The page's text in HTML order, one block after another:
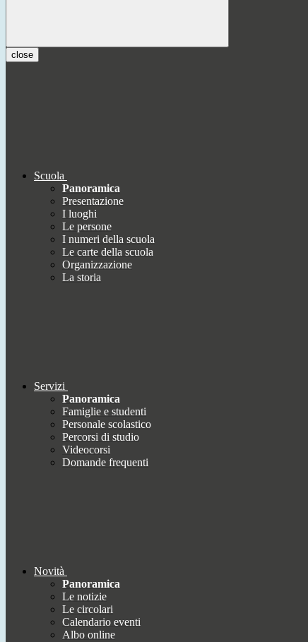
close
Scuola
Panoramica
Presentazione
I luoghi
Le persone
I numeri della scuola
Le carte della scuola
Organizzazione
La storia
Servizi
Panoramica
Famiglie e studenti
Personale scolastico
Percorsi di studio
Videocorsi
Domande frequenti
Novità
Panoramica
Le notizie
Le circolari
Calendario eventi
Albo online